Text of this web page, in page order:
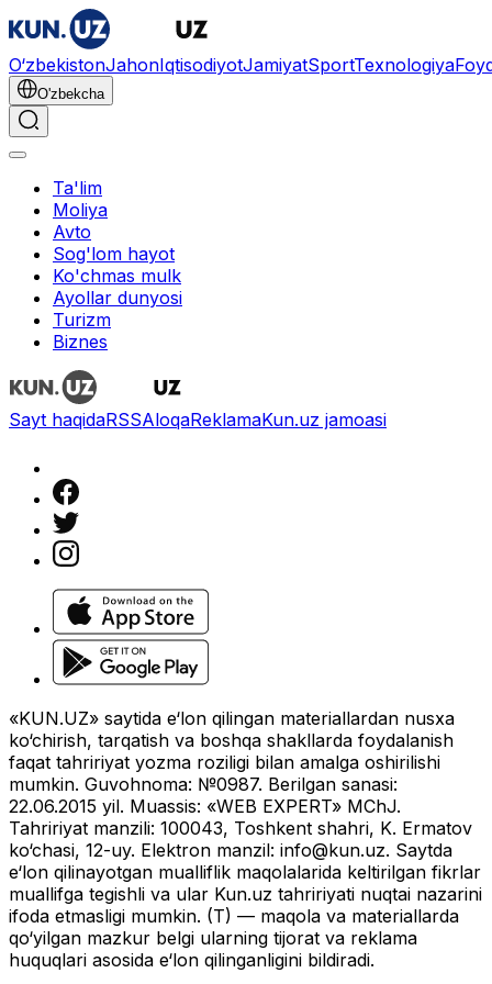
O‘zbekistonJahonIqtisodiyotJamiyatSportTexnologiya
O'zbekcha
Ta'lim
Moliya
Avto
Sog'lom hayot
Ko'chmas mulk
Ayollar dunyosi
Turizm
Biznes
Sayt haqidaRSSAloqaReklamaKun.uz jamoasi
«KUN.UZ» saytida e‘lon qilingan materiallardan nusxa
ko‘chirish, tarqatish va boshqa shakllarda foydalanish
faqat tahririyat yozma roziligi bilan amalga oshirilishi
mumkin. Guvohnoma: №0987. Berilgan sanasi:
22.06.2015 yil. Muassis: «WEB EXPERT» MChJ.
Tahririyat manzili: 100043, Toshkent shahri, K. Ermatov
ko‘chasi, 12-uy. Elektron manzil: info@kun.uz. Saytda
e‘lon qilinayotgan mualliflik maqolalarida keltirilgan fikrlar
muallifga tegishli va ular Kun.uz tahririyati nuqtai nazarini
ifoda etmasligi mumkin. (T) — maqola va materiallarda
qo‘yilgan mazkur belgi ularning tijorat va reklama
huquqlari asosida e‘lon qilinganligini bildiradi.